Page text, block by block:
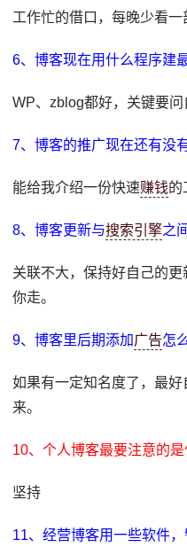
工作忙的借口，每晚少看一
6、博客现在用什么程序建
WP、zblog都好，关键要问
7、博客的推广现在还有没
能给我介绍一份快速赚钱的
8、博客更新与搜索引擎之
关联不大，保持好自己的
你走。
9、博客里后期添加广告怎
如果有一定知名度了，最
来。
10、个人博客最要注意的是
坚持
11、经营博客用一些软件，